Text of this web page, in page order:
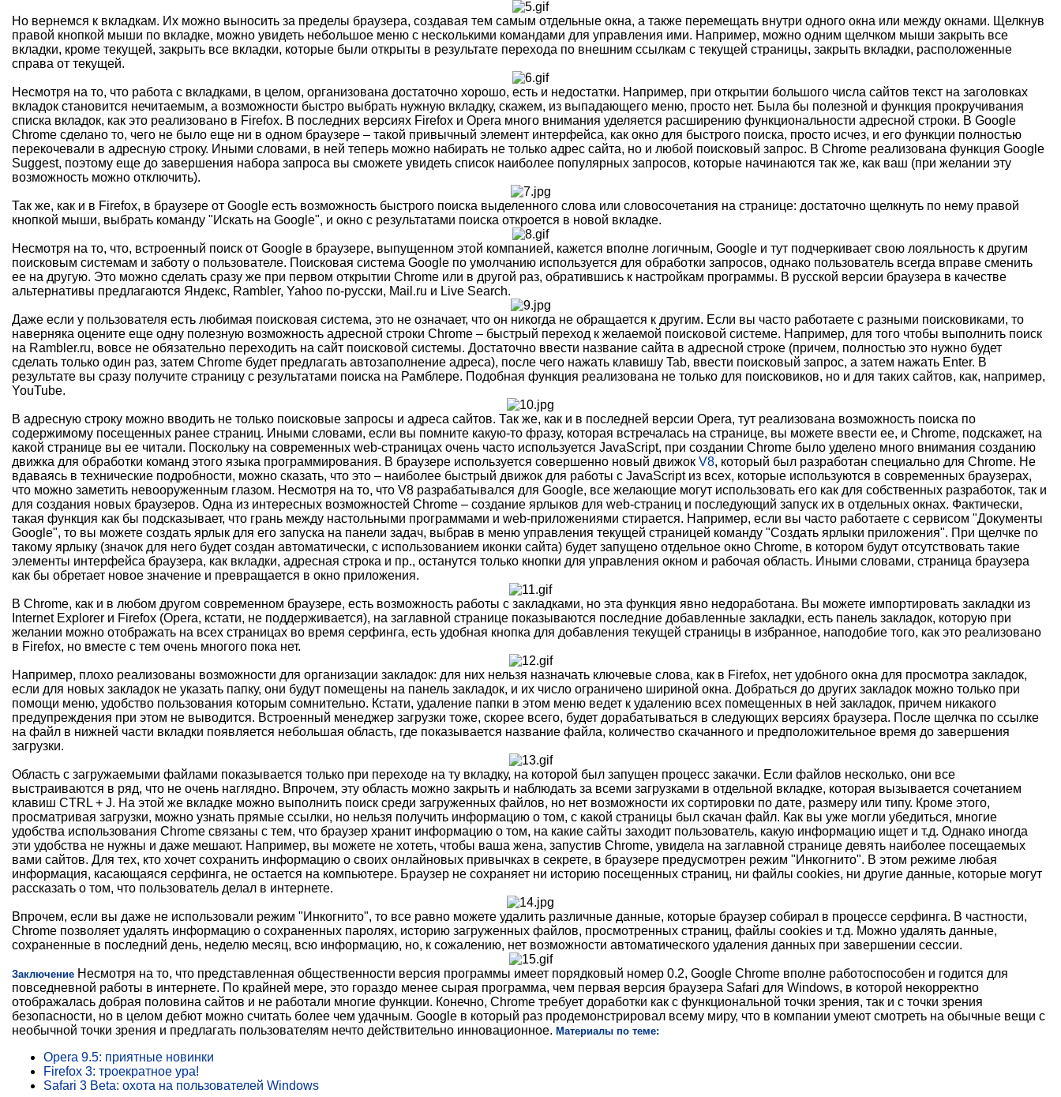
Но вернемся к вкладкам. Их можно выносить за пределы браузера, создавая тем самым отдельные окна, а также перемещать внутри одного окна или между окнами. Щелкнув
правой кнопкой мыши по вкладке, можно увидеть небольшое меню с несколькими командами для управления ими. Например, можно одним щелчком мыши закрыть все
вкладки, кроме текущей, закрыть все вкладки, которые были открыты в результате перехода по внешним ссылкам с текущей страницы, закрыть вкладки, расположенные
справа от текущей.
Несмотря на то, что работа с вкладками, в целом, организована достаточно хорошо, есть и недостатки. Например, при открытии большого числа сайтов текст на заголовках
вкладок становится нечитаемым, а возможности быстро выбрать нужную вкладку, скажем, из выпадающего меню, просто нет. Была бы полезной и функция прокручивания
списка вкладок, как это реализовано в Firefox. В последних версиях Firefox и Opera много внимания уделяется расширению функциональности адресной строки. В Google
Chrome сделано то, чего не было еще ни в одном браузере – такой привычный элемент интерфейса, как окно для быстрого поиска, просто исчез, и его функции полностью
перекочевали в адресную строку. Иными словами, в ней теперь можно набирать не только адрес сайта, но и любой поисковый запрос. В Chrome реализована функция Google
Suggest, поэтому еще до завершения набора запроса вы сможете увидеть список наиболее популярных запросов, которые начинаются так же, как ваш (при желании эту
возможность можно отключить).
Так же, как и в Firefox, в браузере от Google есть возможность быстрого поиска выделенного слова или словосочетания на странице: достаточно щелкнуть по нему правой
кнопкой мыши, выбрать команду "Искать на Google", и окно с результатами поиска откроется в новой вкладке.
Несмотря на то, что, встроенный поиск от Google в браузере, выпущенном этой компанией, кажется вполне логичным, Google и тут подчеркивает свою лояльность к другим
поисковым системам и заботу о пользователе. Поисковая система Google по умолчанию используется для обработки запросов, однако пользователь всегда вправе сменить
ее на другую. Это можно сделать сразу же при первом открытии Chrome или в другой раз, обратившись к настройкам программы. В русской версии браузера в качестве
альтернативы предлагаются Яндекс, Rambler, Yahoo по-русски, Mail.ru и Live Search.
Даже если у пользователя есть любимая поисковая система, это не означает, что он никогда не обращается к другим. Если вы часто работаете с разными поисковиками, то
наверняка оцените еще одну полезную возможность адресной строки Chrome – быстрый переход к желаемой поисковой системе. Например, для того чтобы выполнить поиск
на Rambler.ru, вовсе не обязательно переходить на сайт поисковой системы. Достаточно ввести название сайта в адресной строке (причем, полностью это нужно будет
сделать только один раз, затем Chrome будет предлагать автозаполнение адреса), после чего нажать клавишу Tab, ввести поисковый запрос, а затем нажать Enter. В
результате вы сразу получите страницу с результатами поиска на Рамблере. Подобная функция реализована не только для поисковиков, но и для таких сайтов, как, например,
YouTube.
В адресную строку можно вводить не только поисковые запросы и адреса сайтов. Так же, как и в последней версии Opera, тут реализована возможность поиска по
содержимому посещенных ранее страниц. Иными словами, если вы помните какую-то фразу, которая встречалась на странице, вы можете ввести ее, и Chrome, подскажет, на
какой странице вы ее читали. Поскольку на современных web-страницах очень часто используется JavaScript, при создании Chrome было уделено много внимания созданию
движка для обработки команд этого языка программирования. В браузере используется совершенно новый движок V8, который был разработан специально для Chrome. Не
вдаваясь в технические подробности, можно сказать, что это – наиболее быстрый движок для работы с JavaScript из всех, которые используются в современных браузерах,
что можно заметить невооруженным глазом. Несмотря на то, что V8 разрабатывался для Google, все желающие могут использовать его как для собственных разработок, так и
для создания новых браузеров. Одна из интересных возможностей Chrome – создание ярлыков для web-страниц и последующий запуск их в отдельных окнах. Фактически,
такая функция как бы подсказывает, что грань между настольными программами и web-приложениями стирается. Например, если вы часто работаете с сервисом "Документы
Google", то вы можете создать ярлык для его запуска на панели задач, выбрав в меню управления текущей страницей команду "Создать ярлыки приложения". При щелчке по
такому ярлыку (значок для него будет создан автоматически, с использованием иконки сайта) будет запущено отдельное окно Chrome, в котором будут отсутствовать такие
элементы интерфейса браузера, как вкладки, адресная строка и пр., останутся только кнопки для управления окном и рабочая область. Иными словами, страница браузера
как бы обретает новое значение и превращается в окно приложения.
В Chrome, как и в любом другом современном браузере, есть возможность работы с закладками, но эта функция явно недоработана. Вы можете импортировать закладки из
Internet Explorer и Firefox (Opera, кстати, не поддерживается), на заглавной странице показываются последние добавленные закладки, есть панель закладок, которую при
желании можно отображать на всех страницах во время серфинга, есть удобная кнопка для добавления текущей страницы в избранное, наподобие того, как это реализовано
в Firefox, но вместе с тем очень многого пока нет.
Например, плохо реализованы возможности для организации закладок: для них нельзя назначать ключевые слова, как в Firefox, нет удобного окна для просмотра закладок,
если для новых закладок не указать папку, они будут помещены на панель закладок, и их число ограничено шириной окна. Добраться до других закладок можно только при
помощи меню, удобство пользования которым сомнительно. Кстати, удаление папки в этом меню ведет к удалению всех помещенных в ней закладок, причем никакого
предупреждения при этом не выводится. Встроенный менеджер загрузки тоже, скорее всего, будет дорабатываться в следующих версиях браузера. После щелчка по ссылке
на файл в нижней части вкладки появляется небольшая область, где показывается название файла, количество скачанного и предположительное время до завершения
загрузки.
Область с загружаемыми файлами показывается только при переходе на ту вкладку, на которой был запущен процесс закачки. Если файлов несколько, они все
выстраиваются в ряд, что не очень наглядно. Впрочем, эту область можно закрыть и наблюдать за всеми загрузками в отдельной вкладке, которая вызывается сочетанием
клавиш CTRL + J. На этой же вкладке можно выполнить поиск среди загруженных файлов, но нет возможности их сортировки по дате, размеру или типу. Кроме этого,
просматривая загрузки, можно узнать прямые ссылки, но нельзя получить информацию о том, с какой страницы был скачан файл. Как вы уже могли убедиться, многие
удобства использования Chrome связаны с тем, что браузер хранит информацию о том, на какие сайты заходит пользователь, какую информацию ищет и т.д. Однако иногда
эти удобства не нужны и даже мешают. Например, вы можете не хотеть, чтобы ваша жена, запустив Chrome, увидела на заглавной странице девять наиболее посещаемых
вами сайтов. Для тех, кто хочет сохранить информацию о своих онлайновых привычках в секрете, в браузере предусмотрен режим "Инкогнито". В этом режиме любая
информация, касающаяся серфинга, не остается на компьютере. Браузер не сохраняет ни историю посещенных страниц, ни файлы cookies, ни другие данные, которые могут
рассказать о том, что пользователь делал в интернете.
Впрочем, если вы даже не использовали режим "Инкогнито", то все равно можете удалить различные данные, которые браузер собирал в процессе серфинга. В частности,
Chrome позволяет удалять информацию о сохраненных паролях, историю загруженных файлов, просмотренных страниц, файлы cookies и т.д. Можно удалять данные,
сохраненные в последний день, неделю месяц, всю информацию, но, к сожалению, нет возможности автоматического удаления данных при завершении сессии.
Заключение Несмотря на то, что представленная общественности версия программы имеет порядковый номер 0.2, Google Chrome вполне работоспособен и годится для
повседневной работы в интернете. По крайней мере, это гораздо менее сырая программа, чем первая версия браузера Safari для Windows, в которой некорректно
отображалась добрая половина сайтов и не работали многие функции. Конечно, Chrome требует доработки как с функциональной точки зрения, так и с точки зрения
безопасности, но в целом дебют можно считать более чем удачным. Google в который раз продемонстрировал всему миру, что в компании умеют смотреть на обычные вещи с
необычной точки зрения и предлагать пользователям нечто действительно инновационное. Материалы по теме:
Opera 9.5: приятные новинки
Firefox 3: троекратное ура!
Safari 3 Beta: охота на пользователей Windows